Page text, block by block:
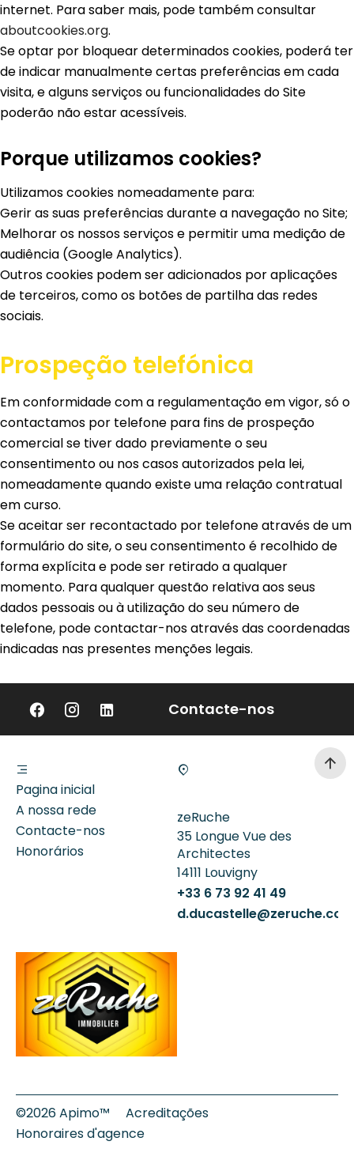
internet. Para saber mais, pode também consultar
aboutcookies.org.
Se optar por bloquear determinados cookies, poderá ter
de indicar manualmente certas preferências em cada
visita, e alguns serviços ou funcionalidades do Site
poderão não estar acessíveis.
Porque utilizamos cookies?
Utilizamos cookies nomeadamente para:
Gerir as suas preferências durante a navegação no Site;
Melhorar os nossos serviços e permitir uma medição de
audiência (Google Analytics).
Outros cookies podem ser adicionados por aplicações
de terceiros, como os botões de partilha das redes
sociais.
Prospeção telefónica
Em conformidade com a regulamentação em vigor, só o
contactamos por telefone para fins de prospeção
comercial se tiver dado previamente o seu
consentimento ou nos casos autorizados pela lei,
nomeadamente quando existe uma relação contratual
em curso.
Se aceitar ser recontactado por telefone através de um
formulário do site, o seu consentimento é recolhido de
forma explícita e pode ser retirado a qualquer
momento. Para qualquer questão relativa aos seus
dados pessoais ou à utilização do seu número de
telefone, pode contactar-nos através das coordenadas
indicadas nas presentes menções legais.
Contacte-nos
Pagina inicial
A nossa rede
Contacte-nos
Honorários
zeRuche
35 Longue Vue des
Architectes
14111 Louvigny
+33 6 73 92 41 49
d.ducastelle@zeruche.com
©2026 Apimo™
Acreditações
Honoraires d'agence